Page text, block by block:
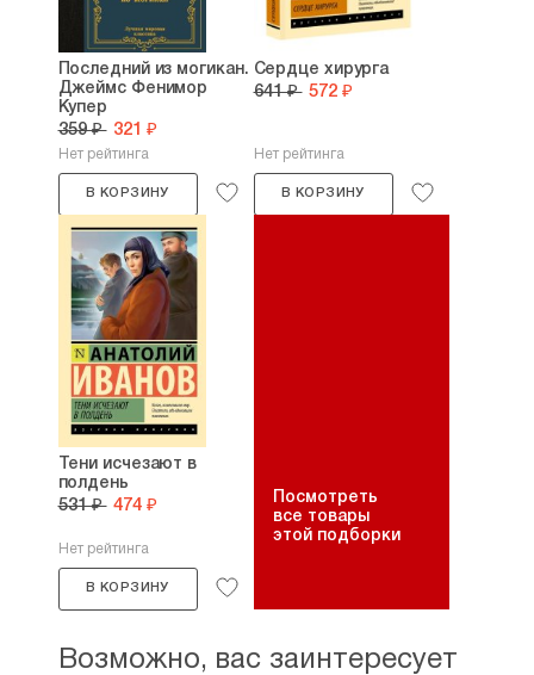
Последний из могикан.
Джеймс Фенимор
Купер
359 ₽ 321 ₽
Нет рейтинга
В КОРЗИНУ
Сердце хирурга
641 ₽ 572 ₽
Нет рейтинга
В КОРЗИНУ
Тени исчезают в
полдень
531 ₽ 474 ₽
Нет рейтинга
В КОРЗИНУ
Посмотреть
все товары
этой подборки
Возможно, вас заинтересует